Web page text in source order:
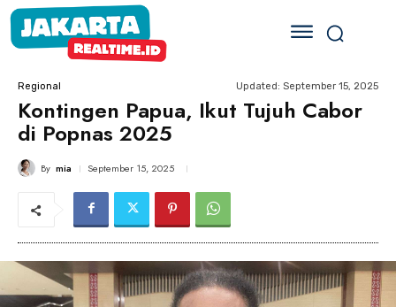
Regional Updated: September 15, 2025
Kontingen Papua, Ikut Tujuh Cabor
di Popnas 2025
By mia September 15, 2025